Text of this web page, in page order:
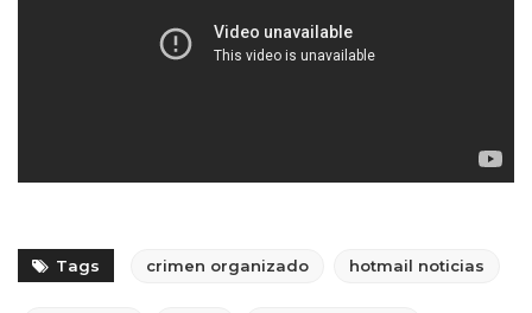
Tags crimen organizado hotmail noticias